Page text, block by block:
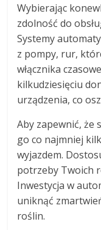
Wybierając
zdolność do
Systemy
z pompy, rur,
włącznika
kilkudziesięciu
urządzenia, co
Aby zapewnić, że
go co najmniej
wyjazdem.
potrzeby Twoich
Inwestycja w
uniknąć
roślin.